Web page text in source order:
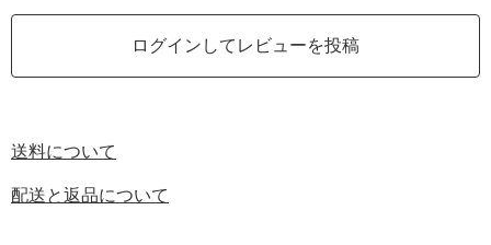
ログインしてレビューを投稿
送料について
配送と返品について